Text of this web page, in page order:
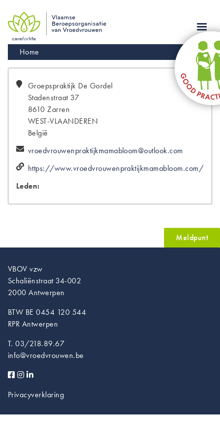
main
navigation
Kruimelpad
Home
Groepspraktijk De Gordel
Stadenstraat 37
8610 Zarren
WEST-VLAANDEREN
België
vroedvrouwenpraktijkmamabloom@outlook.com
https://www.vroedvrouwenpraktijkmamabloom.com/
Leden:
Meldpunt
VBOV vzw
Schaliënstraat 34-002
2000 Antwerpen
BTW BE 0454 120 544
RPR Antwerpen
T. 03/218.89.67
info@vroedvrouwen.be
Privacyverklaring